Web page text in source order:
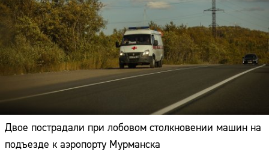
Двое пострадали при лобовом столкновении машин на
подъезде к аэропорту Мурманска